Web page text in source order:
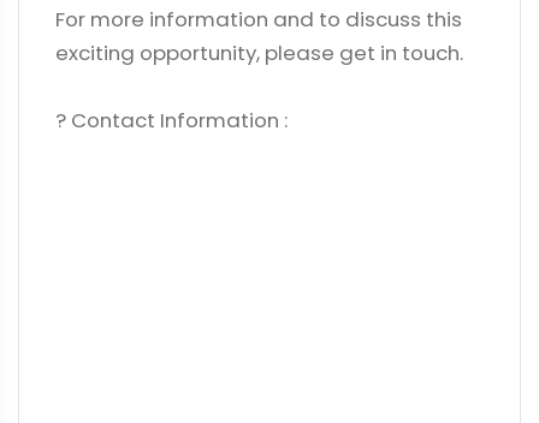
For more information and to discuss this
exciting opportunity, please get in touch.
? Contact Information :